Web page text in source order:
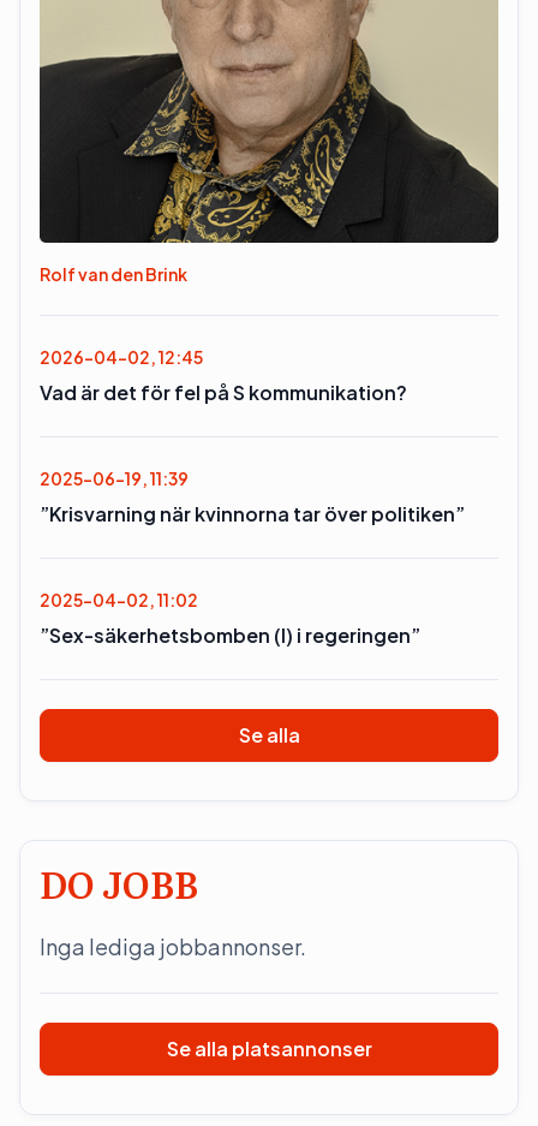
Rolf van den Brink
2026-04-02, 12:45
Vad är det för fel på S kommunikation?
2025-06-19, 11:39
”Krisvarning när kvinnorna tar över politiken”
2025-04-02, 11:02
”Sex-säkerhetsbomben (l) i regeringen”
Se alla
DO JOBB
Inga lediga jobbannonser.
Se alla platsannonser